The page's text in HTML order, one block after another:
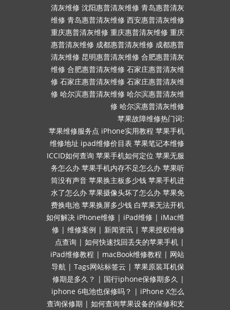
清灰维修 沈阳惠普清灰维修 青岛惠普清灰
维修 青岛惠普清灰维修 西安惠普清灰维修
重庆惠普清灰维修 重庆惠普清灰维修 重庆
惠普清灰维修 成都惠普清灰维修 成都惠普
清灰维修 昆明惠普清灰维修 合肥惠普清灰
维修 合肥惠普清灰维修 石家庄惠普清灰维
修 石家庄惠普清灰维修 石家庄惠普清灰维
修 哈尔滨惠普清灰维修 哈尔滨惠普清灰维
修 哈尔滨惠普清灰维修
苹果故障维修热门词:
苹果维修服务点 iPhone实用教程 苹果手机
维修地址 ipad维修价目表 苹果笔记本维修
ICCID如何查询 苹果手机如何定位 苹果无服
务怎么办 苹果手机内存不足怎么办 苹果听
筒没有声音 苹果换主板多少钱 苹果手机进
水了怎么办 苹果摄像头坏了怎么办 苹果免
费换电池 苹果换屏多少钱 白苹果无法开机
如何解决 iPhone维修 | iPad维修 | iMac维
修 | 维修案例 | 新闻资讯 | 苹果授权维修
点查询 | 如何快速找回丢失的苹果手机 |
iPad维修教程 | macBook维修教程 | 网站
导航 | Tags网站标签云 | 苹果原装耳机保
修期是多久？ | 国行iphone保修期多久 |
iphone 6电池也保修吗？ | iPhone X怎么
查询保修期 | 如何查询苹果设备的保修和支